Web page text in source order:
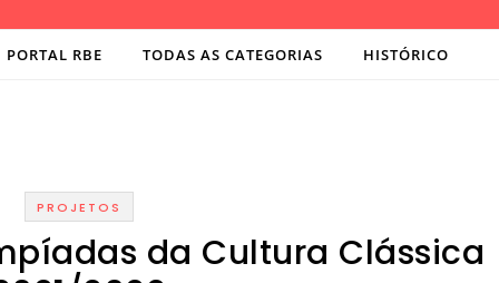
PORTAL RBE TODAS AS CATEGORIAS HISTÓRICO
PROJETOS
da Cultura Clássica